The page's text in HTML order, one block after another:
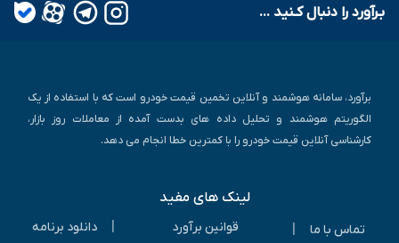
بـرآورد را دنبال کـنید ...
برآورد، سامانه هوشمند و آنلاین تخمین قیمت خودرو است که با استفاده از یک
الگوریتم هوشمند و تحلیل داده های بدست آمده از معاملات روز بازار،
کارشناسی آنلاین قیمت خودرو را با کمترین خطا انجام می دهد.
لینک های مفید
تماس با ما قوانین برآورد
دانلود برنامه